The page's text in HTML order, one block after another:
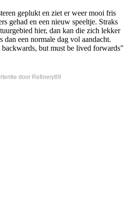
geplukt en ziet er weer mooi fris
gehad en een nieuw speeltje. Straks
hier, dan kan die zich lekker
dan een normale dag vol aandacht.
but must be lived forwards"
door Refinery89